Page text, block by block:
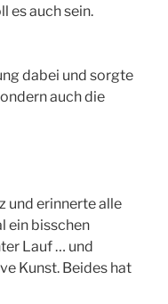
es auch sein.
dabei und sorgte
auch die
und erinnerte alle
ein bisschen
Lauf … und
Kunst. Beides hat